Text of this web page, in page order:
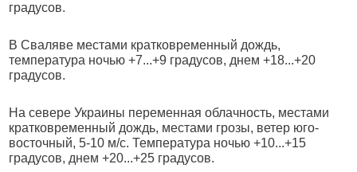
градусов.
В Сваляве местами кратковременный дождь,
температура ночью +7...+9 градусов, днем +18...+20
градусов.
На севере Украины переменная облачность, местами
кратковременный дождь, местами грозы, ветер юго-
восточный, 5-10 м/с. Температура ночью +10...+15
градусов, днем +20...+25 градусов.